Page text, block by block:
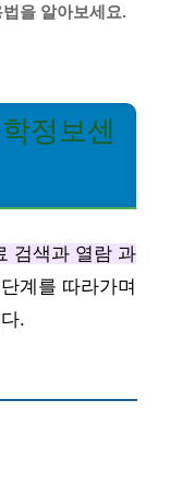
을 알아보세요.
정보센
검색과 열람 과
계를 따라가며
.